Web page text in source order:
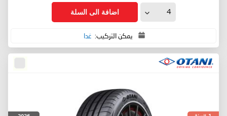
اضافة الى السلة
يمكن التركيب: غدا